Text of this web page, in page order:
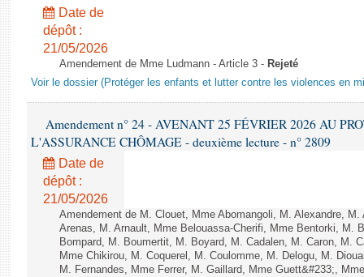
Date de
dépôt :
21/05/2026
Amendement de Mme Ludmann - Article 3 - Rejeté
Voir le dossier (Protéger les enfants et lutter contre les violences en
Amendement n° 24 - AVENANT 25 FÉVRIER 2026 AU
L'ASSURANCE CHÔMAGE - deuxième lecture - n° 2809
Date de
dépôt :
21/05/2026
Amendement de M. Clouet, Mme Abomangoli, M. Alexandre,
Arenas, M. Arnault, Mme Belouassa-Cherifi, Mme Bentorki, M.
Bompard, M. Boumertit, M. Boyard, M. Cadalen, M. Caron, M.
Mme Chikirou, M. Coquerel, M. Coulomme, M. Delogu, M.
M. Fernandes, Mme Ferrer, M. Gaillard, Mme Guett&#233;,